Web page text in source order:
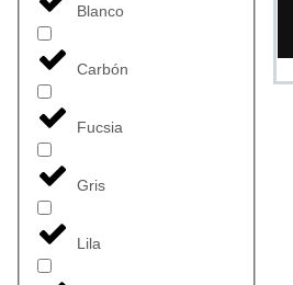
Blanco
Carbón
Fucsia
Gris
Lila